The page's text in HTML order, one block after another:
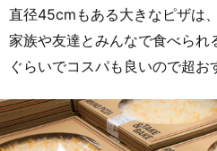
直径45cmもある大きなピザは
家族や友達とみんなで食べら
ぐらいでコスパも良いので超お